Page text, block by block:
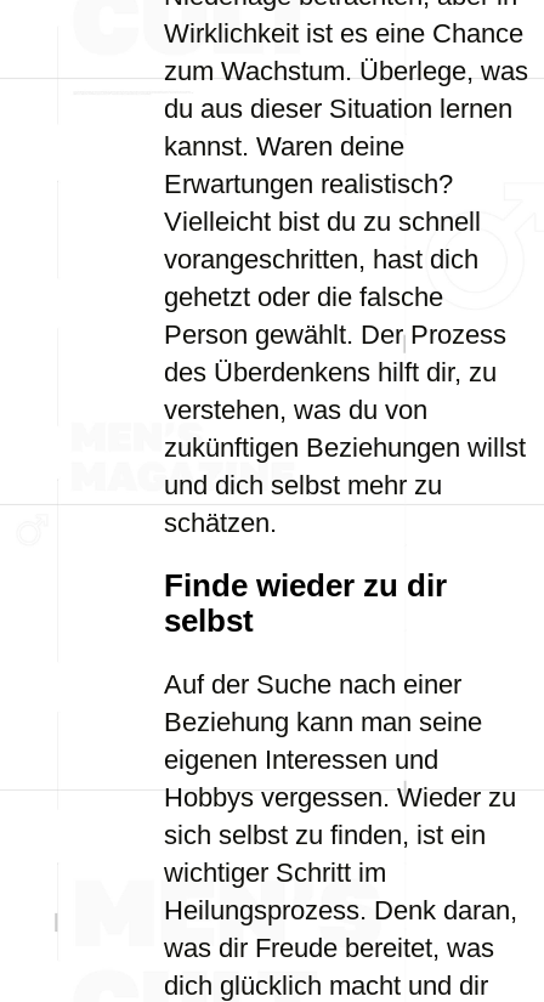
Wirklichkeit ist es eine Chance
zum Wachstum. Überlege, was
du aus dieser Situation lernen
kannst. Waren deine
Erwartungen realistisch?
Vielleicht bist du zu schnell
vorangeschritten, hast dich
gehetzt oder die falsche
Person gewählt. Der Prozess
des Überdenkens hilft dir, zu
verstehen, was du von
zukünftigen Beziehungen willst
und dich selbst mehr zu
schätzen.
Finde wieder zu dir
selbst
Auf der Suche nach einer
Beziehung kann man seine
eigenen Interessen und
Hobbys vergessen. Wieder zu
sich selbst zu finden, ist ein
wichtiger Schritt im
Heilungsprozess. Denk daran,
was dir Freude bereitet, was
dich glücklich macht und dir